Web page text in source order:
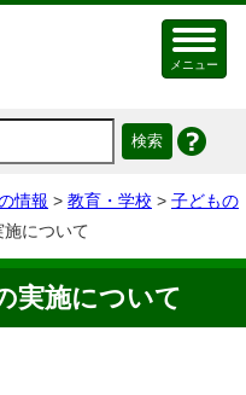
メニュー
情報 > 教育・学校 > 子どもの
について
実施について